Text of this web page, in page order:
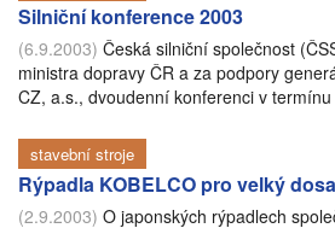
Silniční konference 2003
(6.9.2003) Česká silniční společnost
ministra dopravy ČR a za podpory
CZ, a.s., dvoudenní konferenci v
stavební stroje
Rýpadla KOBELCO pro velký
(2.9.2003) O japonských rýpadlech